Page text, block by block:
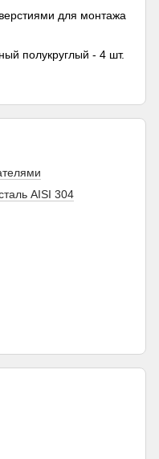
для монтажа
полукруглый - 4 шт.
AISI 304